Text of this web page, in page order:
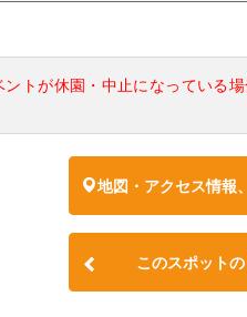
トが休園・中止になっている
地図・アクセス情報
このスポット